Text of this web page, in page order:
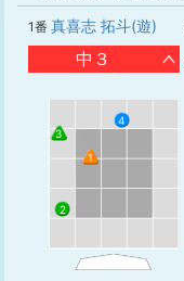
1番 真喜志 拓斗(遊)
中３
1
2
3
4